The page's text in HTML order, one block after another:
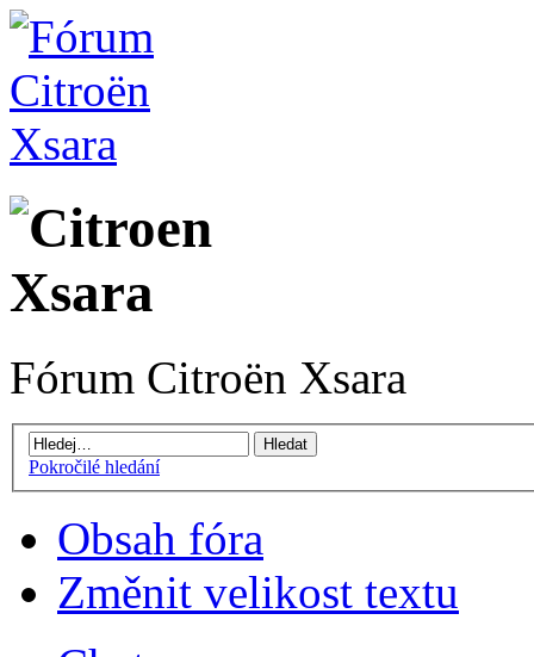
Fórum Citroën Xsara
Pokročilé hledání
Obsah fóra
Změnit velikost textu